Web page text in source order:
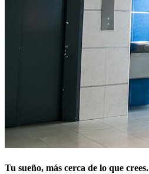
Tu sueño, más cerca de lo que crees.